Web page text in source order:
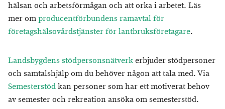
hälsan och arbetsförmågan och att orka i arbetet. Läs
mer omproducentförbundens ramavtal för
företagshälsovårdstjänster för lantbruksföretagare.
Landsbygdens stödpersonsnätverkerbjuder stödpersoner
och samtalshjälp om du behöver någon att tala med. Via
Semesterstödkan personer som har ett motiverat behov
av semester och rekreation ansöka om semesterstöd.